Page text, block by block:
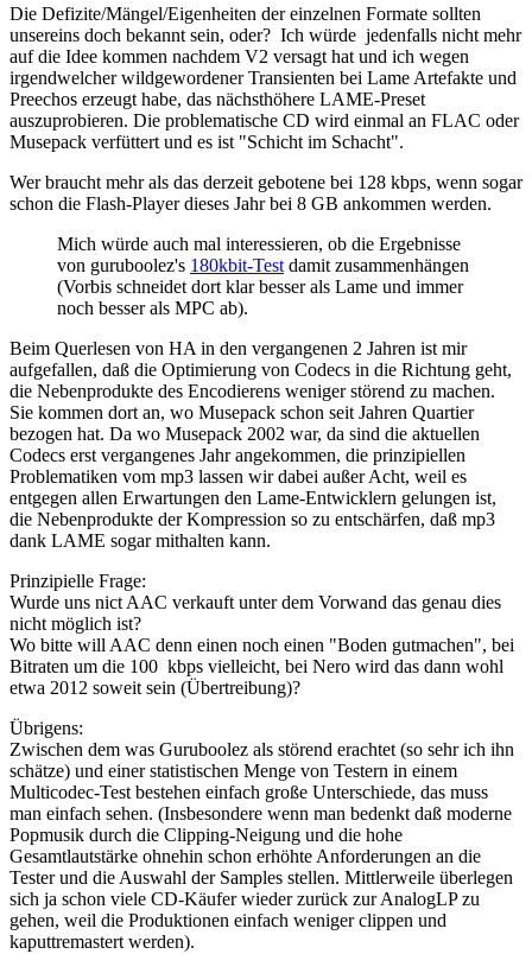
Die Defizite/Mängel/Eigenheiten der einzelnen Formate sollten
unsereins doch bekannt sein, oder? Ich würde jedenfalls nicht mehr
auf die Idee kommen nachdem V2 versagt hat und ich wegen
irgendwelcher wildgewordener Transienten bei Lame Artefakte und
Preechos erzeugt habe, das nächsthöhere LAME-Preset
auszuprobieren. Die problematische CD wird einmal an FLAC oder
Musepack verfüttert und es ist "Schicht im Schacht".
Wer braucht mehr als das derzeit gebotene bei 128 kbps, wenn sogar
schon die Flash-Player dieses Jahr bei 8 GB ankommen werden.
Mich würde auch mal interessieren, ob die Ergebnisse
von guruboolez's 180kbit-Testdamit zusammenhängen
(Vorbis schneidet dort klar besser als Lame und immer
noch besser als MPC ab).
Beim Querlesen von HA in den vergangenen 2 Jahren ist mir
aufgefallen, daß die Optimierung von Codecs in die Richtung geht,
die Nebenprodukte des Encodierens weniger störend zu machen.
Sie kommen dort an, wo Musepack schon seit Jahren Quartier
bezogen hat. Da wo Musepack 2002 war, da sind die aktuellen
Codecs erst vergangenes Jahr angekommen, die prinzipiellen
Problematiken vom mp3 lassen wir dabei außer Acht, weil es
entgegen allen Erwartungen den Lame-Entwicklern gelungen ist,
die Nebenprodukte der Kompression so zu entschärfen, daß mp3
dank LAME sogar mithalten kann.
Prinzipielle Frage:
Wurde uns nict AAC verkauft unter dem Vorwand das genau dies
nicht möglich ist?
Wo bitte will AAC denn einen noch einen "Boden gutmachen", bei
Bitraten um die 100 kbps vielleicht, bei Nero wird das dann wohl
etwa 2012 soweit sein (Übertreibung)?
Übrigens:
Zwischen dem was Guruboolez als störend erachtet (so sehr ich ihn
schätze) und einer statistischen Menge von Testern in einem
Multicodec-Test bestehen einfach große Unterschiede, das muss
man einfach sehen. (Insbesondere wenn man bedenkt daß moderne
Popmusik durch die Clipping-Neigung und die hohe
Gesamtlautstärke ohnehin schon erhöhte Anforderungen an die
Tester und die Auswahl der Samples stellen. Mittlerweile überlegen
sich ja schon viele CD-Käufer wieder zurück zur AnalogLP zu
gehen, weil die Produktionen einfach weniger clippen und
kaputtremastert werden).